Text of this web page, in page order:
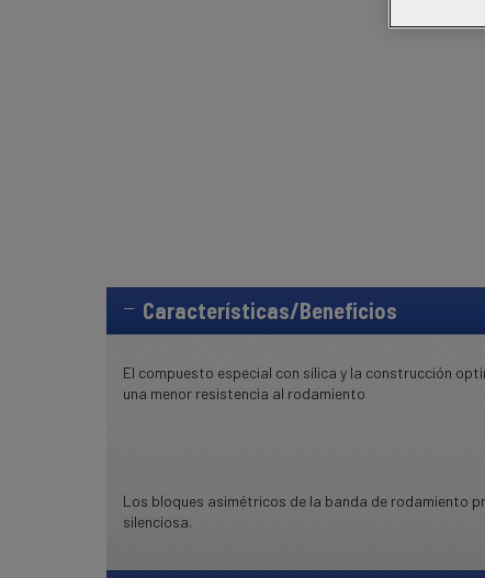
Características/Beneficios
El compuesto especial con sílica y la construcción
una menor resistencia al rodamiento
Los bloques asimétricos de la banda de rodamiento
silenciosa.